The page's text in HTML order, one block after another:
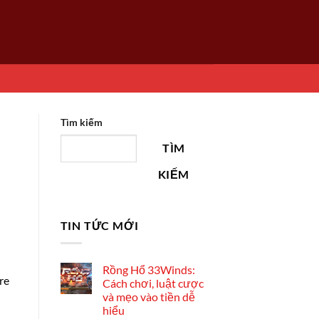
Tìm kiếm
TÌM
KIẾM
TIN TỨC MỚI
Rồng Hổ 33Winds:
Cách chơi, luật cược
và mẹo vào tiền dễ
hiểu